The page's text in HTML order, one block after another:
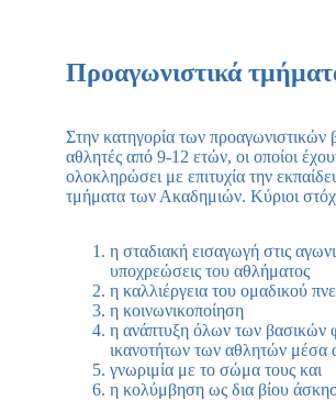
Προαγωνιστικά
Στην κατηγορία των προαγωνιστικών
αθλητές από 9-12 ετών, οι οποίοι
ολοκληρώσει με επιτυχία την
τμήματα των Ακαδημιών. Κύριοι
η σταδιακή εισαγωγή στις
υποχρεώσεις του αθλήματος
η καλλιέργεια του ομαδικού
η κοινωνικοποίηση
η ανάπτυξη όλων των βασικών
ικανοτήτων των αθλητών μέσα
γνωριμία με το σώμα τους και
η κολύμβηση ως δια βίου